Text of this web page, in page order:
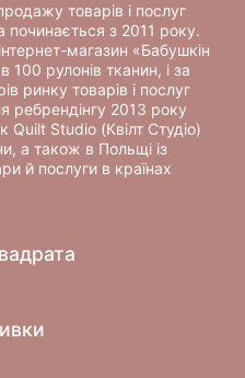
товарів і послуг
починається з 2011 року.
магазин «Бабушкін
100 рулонів тканин, і за
ринку товарів і послуг
ребрендінгу 2013 року
Studio (Квілт Студіо)
а також в Польщі із
й послуги в країнах